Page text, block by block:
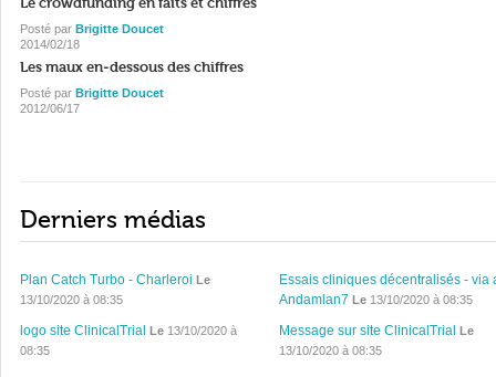
Posté par Brigitte Doucet
2014/02/18
Les maux en-dessous des chiffres
Posté par Brigitte Doucet
2012/06/17
Derniers médias
Plan Catch Turbo - Charleroi Le
13/10/2020 à 08:35
Essais cliniques décentralisés - via
Andamlan7 Le13/10/2020 à 08:35
logo site ClinicalTrial Le 13/10/2020 à
08:35
Message sur site ClinicalTrial Le
13/10/2020 à 08:35